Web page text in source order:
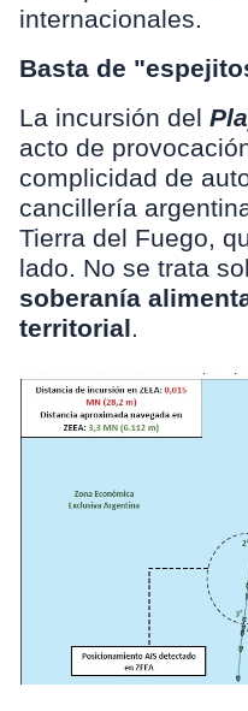
internacionales.
Basta de
La incursión del
acto de
complicidad de
cancillería
Tierra del Fuego,
lado. No se trata
soberanía
territorial .